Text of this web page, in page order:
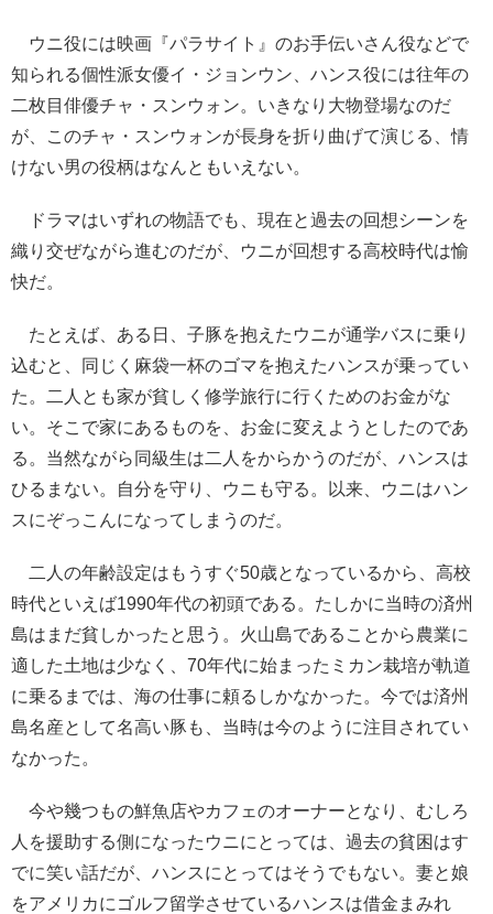
ウニ役には映画『パラサイト』のお手伝いさん役などで
知られる個性派女優イ・ジョンウン、ハンス役には往年の
二枚目俳優チャ・スンウォン。いきなり大物登場なのだ
が、このチャ・スンウォンが長身を折り曲げて演じる、情
けない男の役柄はなんともいえない。
ドラマはいずれの物語でも、現在と過去の回想シーンを
織り交ぜながら進むのだが、ウニが回想する高校時代は愉
快だ。
たとえば、ある日、子豚を抱えたウニが通学バスに乗り
込むと、同じく麻袋一杯のゴマを抱えたハンスが乗ってい
た。二人とも家が貧しく修学旅行に行くためのお金がな
い。そこで家にあるものを、お金に変えようとしたのであ
る。当然ながら同級生は二人をからかうのだが、ハンスは
ひるまない。自分を守り、ウニも守る。以来、ウニはハン
スにぞっこんになってしまうのだ。
二人の年齢設定はもうすぐ50歳となっているから、高校
時代といえば1990年代の初頭である。たしかに当時の済州
島はまだ貧しかったと思う。火山島であることから農業に
適した土地は少なく、70年代に始まったミカン栽培が軌道
に乗るまでは、海の仕事に頼るしかなかった。今では済州
島名産として名高い豚も、当時は今のように注目されてい
なかった。
今や幾つもの鮮魚店やカフェのオーナーとなり、むしろ
人を援助する側になったウニにとっては、過去の貧困はす
でに笑い話だが、ハンスにとってはそうでもない。妻と娘
をアメリカにゴルフ留学させているハンスは借金まみれ